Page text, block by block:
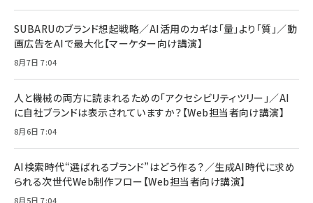
￥880
ママ投資家が育休中に１億貯めた株式投資
組織の成果を最大化する ルールのデザイン
￥1,980
Amazonランキングをもっと見る
￥6,980
全ワイヤレスイヤホン/アクティブノイズキャンセリ
技術基準適合】ブラック
￥5,990
ケーブル Anker絡まないケーブル 240W 結束バン
ド付き USB PD対応 シリコン素材採用 iPhone
17 / 16 / 15 / Galaxy iPad Pro MacBook
Pro/Air 各種対応 (1.8m ミッドナイトブラック)
￥1,890
Pro/Air 各種対応 (1.8m ミッドナイトブラック)
￥1,890
サッポロ 生ビール 黒ラベル 350ml 缶 24本 ビー
ル ケース買い【6/30応募〆切! 黒ラベルビヤセラー
￥4,857
SUBARUのブランド想起戦略／AI活用のカギは「量」より「質」／動
画広告をAIで最大化【マーケター向け講演】
8月7日 7:04
人と機械の両方に読まれるための「アクセシビリティツリー」／AI
に自社ブランドは表示されていますか？【Web担当者向け講演】
8月6日 7:04
AI検索時代“選ばれるブランド”はどう作る？／生成AI時代に求め
られる次世代Web制作フロー【Web担当者向け講演】
8月5日 7:04